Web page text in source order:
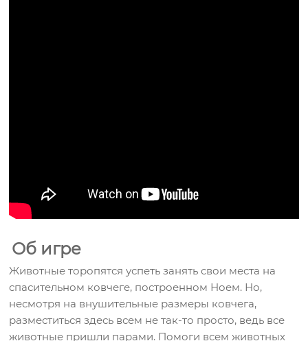
Об игре
Животные торопятся успеть занять свои места на
спасительном ковчеге, построенном Ноем. Но,
несмотря на внушительные размеры ковчега,
разместиться здесь всем не так-то просто, ведь все
животные пришли парами. Помоги всем животных